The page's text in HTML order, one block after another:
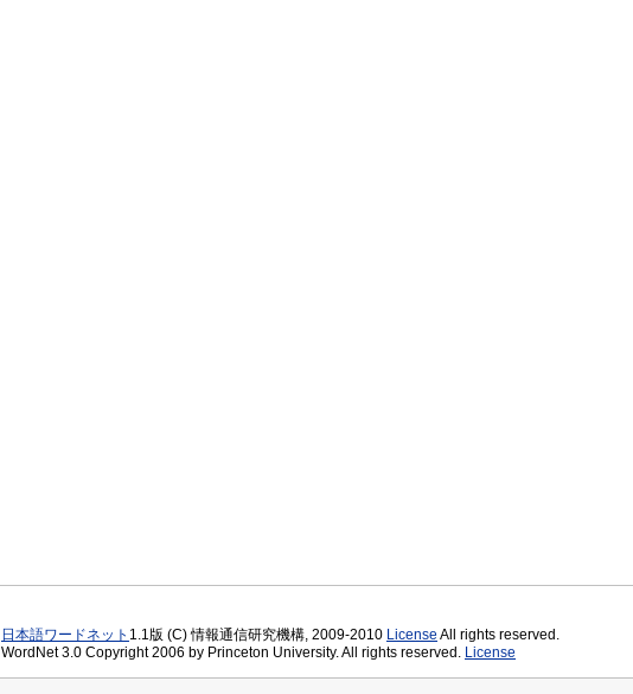
日本語ワードネット 1.1版 (C) 情報通信研究機構, 2009-2010 License All rights reserved.
WordNet 3.0 Copyright 2006 by Princeton University. All rights reserved. License